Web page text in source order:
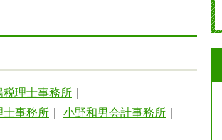
税理士事務所
士事務所 小野和男会計事務所